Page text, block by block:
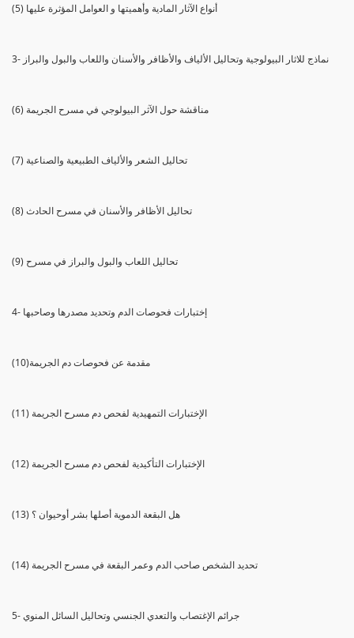
(5) أنواع الآثار المادية وأهميتها و العوامل المؤثرة عليها
3- نماذج للاثار البيولوجية وتحاليل الألياف والأظافر والأسنان واللعاب والبول والبراز
(6) مناقشة حول الآثر البيولوجي في مسرح الجريمة
(7) تحاليل الشعر والألياف الطبيعية والصناعية
(8) تحاليل الأظافر والأسنان في مسرح الحادث
(9) تحاليل اللعاب والبول والبراز في مسرح
4- إختبارات فحوصات الدم وتحديد مصدرها وصاحبها
(10)مقدمة عن فحوصات دم الجريمة
(11) الإختبارات التمهيدية لفحص دم مسرح الجريمة
(12) الإختبارات التأكيدية لفحص دم مسرح الجريمة
(13) هل البقعة الدموية أصلها بشر أوحيوان ؟
(14) تحديد الشخص صاحب الدم وعمر البقعة في مسرح الجريمة
5- جرائم الإغتصاب والتعدي الجنسي وتحاليل السائل المنوي